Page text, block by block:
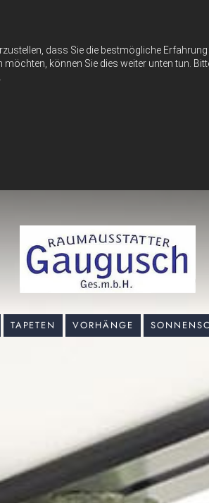
dass Sie die bestmögliche
können Sie dies weiter unten tun.
TAPETEN VORHÄNGE